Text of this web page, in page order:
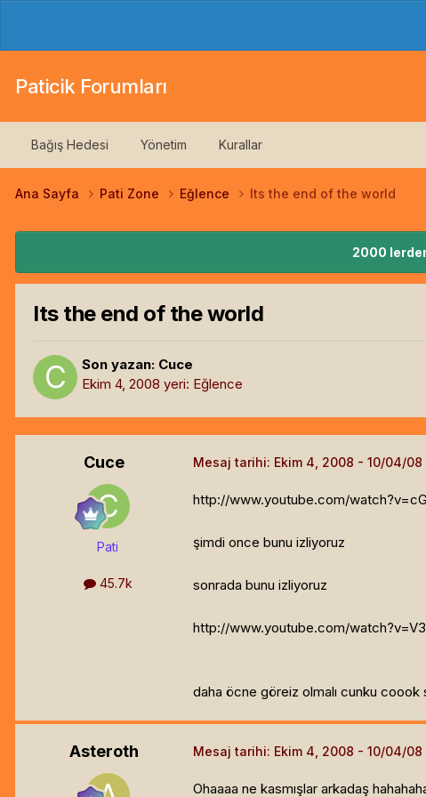
Paticik Forumları
Bağış Hedesi Yönetim Kurallar
Ana Sayfa Pati Zone Eğlence Its the end of the world
2000
Its the end of the world
Son yazan: Cuce
Ekim 4, 2008 yeri: Eğlence
Cuce
Pati
45.7k
Mesaj tarihi: Ekim 4, 2008
http://www.youtube.com/
şimdi once bunu izliyoruz
sonrada bunu izliyoruz
http://www.youtube.com/
daha öcne göreiz olmalı cunku coook
Asteroth Mesaj tarihi: Ekim 4, 2008
Ohaaaa ne kasmışlar arkadaş